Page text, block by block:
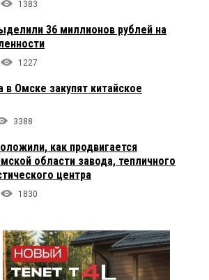
1383
36 миллионов рублей на
1227
в Омске закупят китайское
3388
как продвигается
области завода, тепличного
центра
1830